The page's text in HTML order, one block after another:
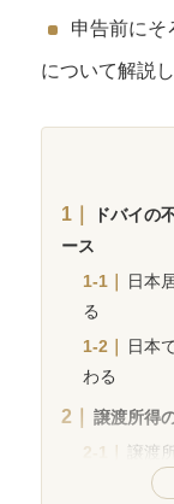
申告前にそ
について解説し
ドバイの
ース
日本
る
日本
わる
譲渡所得
譲渡